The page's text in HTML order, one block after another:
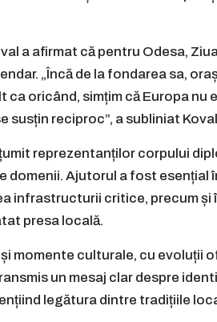
a afirmat că pentru Odesa,
„Încă de la fondarea sa,
ca oricând, simțim că Europa
susțin reciproc”, a subliniat
reprezentanților corpului
domenii. Ajutorul a fost
infrastructurii critice, precum și
presa locală.
momente culturale, cu evoluții
un mesaj clar despre
legătura dintre tradițiile